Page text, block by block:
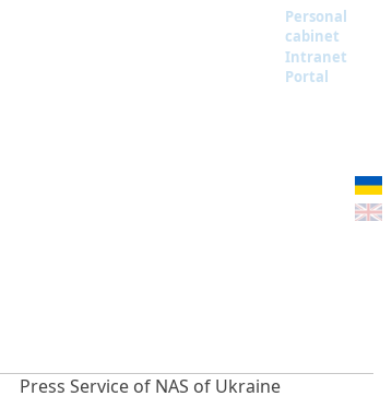
Personal
cabinet
Intranet
Portal
Press Service of NAS of Ukraine